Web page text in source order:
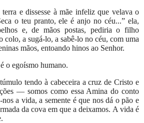
e dissesse à mãe infeliz que velava o
o teu pranto, ele é anjo no céu...” ela,
e, de mãos postas, pediria o filho
colo, a sugá-lo, a sabê-lo no céu, com uma
mãos, entoando hinos ao Senhor.
o egoísmo humano.
tendo à cabeceira a cruz de Cristo e
— somos como essa Amina do conto
a vida, a semente é que nos dá o pão e
da cova em que a deixamos. A vida é